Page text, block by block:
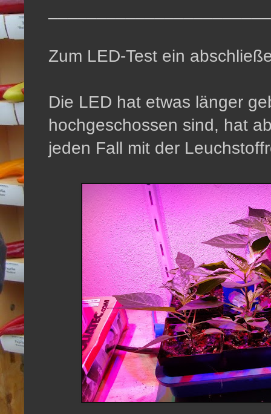
Zum LED-Test ein
Die LED hat etwas länger
hochgeschossen sind, hat
jeden Fall mit der